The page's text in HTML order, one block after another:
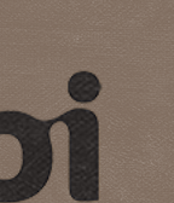
Μεσσηνία